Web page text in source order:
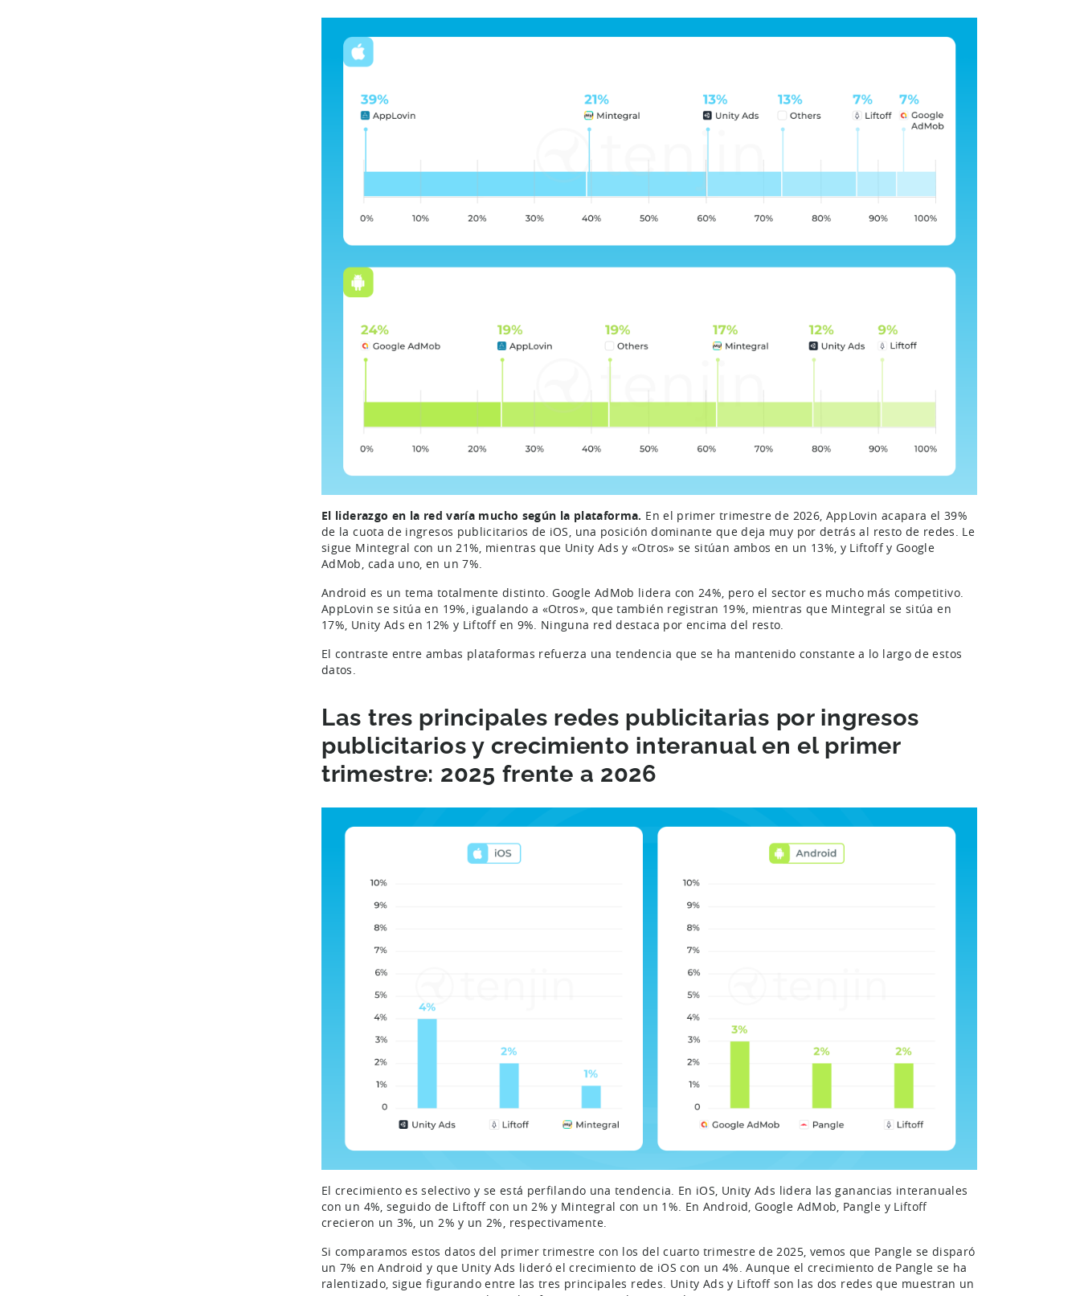
El liderazgo en la red varía mucho según la plataforma. En el primer trimestre de 2026, AppLovin acapara el 39%
de la cuota de ingresos publicitarios de iOS, una posición dominante que deja muy por detrás al resto de redes. Le
sigue Mintegral con un 21%, mientras que Unity Ads y «Otros» se sitúan ambos en un 13%, y Liftoff y Google
AdMob, cada uno, en un 7%.
Android es un tema totalmente distinto. Google AdMob lidera con 24%, pero el sector es mucho más competitivo.
AppLovin se sitúa en 19%, igualando a «Otros», que también registran 19%, mientras que Mintegral se sitúa en
17%, Unity Ads en 12% y Liftoff en 9%. Ninguna red destaca por encima del resto.
El contraste entre ambas plataformas refuerza una tendencia que se ha mantenido constante a lo largo de estos
datos.
Las tres principales redes publicitarias por ingresos
publicitarios y crecimiento interanual en el primer
trimestre: 2025 frente a 2026
El crecimiento es selectivo y se está perfilando una tendencia. En iOS, Unity Ads lidera las ganancias interanuales
con un 4%, seguido de Liftoff con un 2% y Mintegral con un 1%. En Android, Google AdMob, Pangle y Liftoff
crecieron un 3%, un 2% y un 2%, respectivamente.
Si comparamos estos datos del primer trimestre con los del cuarto trimestre de 2025, vemos que Pangle se disparó
un 7% en Android y que Unity Ads lideró el crecimiento de iOS con un 4%. Aunque el crecimiento de Pangle se ha
ralentizado, sigue figurando entre las tres principales redes. Unity Ads y Liftoff son las dos redes que muestran un